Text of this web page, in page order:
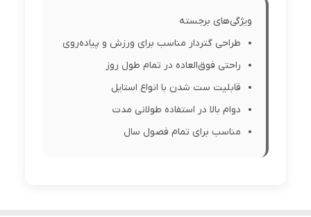
ویژگی‌های برجسته
طراحی گتردار مناسب برای ورزش و پیاده‌روی
راحتی فوق‌العاده در تمام طول روز
قابلیت ست شدن با انواع استایل
دوام بالا در استفاده طولانی مدت
مناسب برای تمام فصول سال